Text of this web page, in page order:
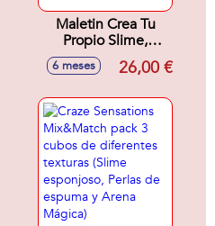
Maletin Crea Tu
Propio Slime,
Añade Purpurina O
Confetti!, Sin
6 meses 26,00 €